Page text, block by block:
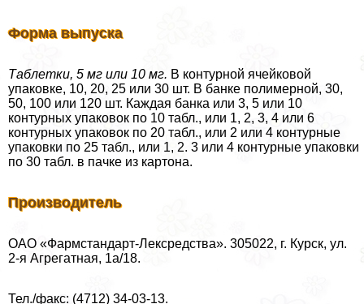
Форма выпуска
Таблетки, 5 мг или 10 мг. В контурной ячейковой
упаковке, 10, 20, 25 или 30 шт. В банке полимерной, 30,
50, 100 или 120 шт. Каждая банка или 3, 5 или 10
контурных упаковок по 10 табл., или 1, 2, 3, 4 или 6
контурных упаковок по 20 табл., или 2 или 4 контурные
упаковки по 25 табл., или 1, 2. 3 или 4 контурные упаковки
по 30 табл. в пачке из картона.
Производитель
ОАО «Фармстандарт-Лексредства». 305022, г. Курск, ул.
2-я Агрегатная, 1а/18.
Тел./факс: (4712) 34-03-13.